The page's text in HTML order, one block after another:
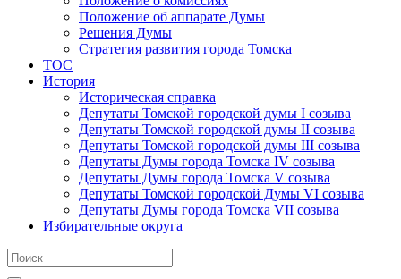
Положение об аппарате Думы
Решения Думы
Стратегия развития города Томска
ТОС
История
Историческая справка
Депутаты Томской городской думы I созыва
Депутаты Томской городской думы II созыва
Депутаты Томской городской думы III созыва
Депутаты Думы города Томска IV созыва
Депутаты Думы города Томска V созыва
Депутаты Томской городской Думы VI созыва
Депутаты Думы города Томска VII созыва
Избирательные округа